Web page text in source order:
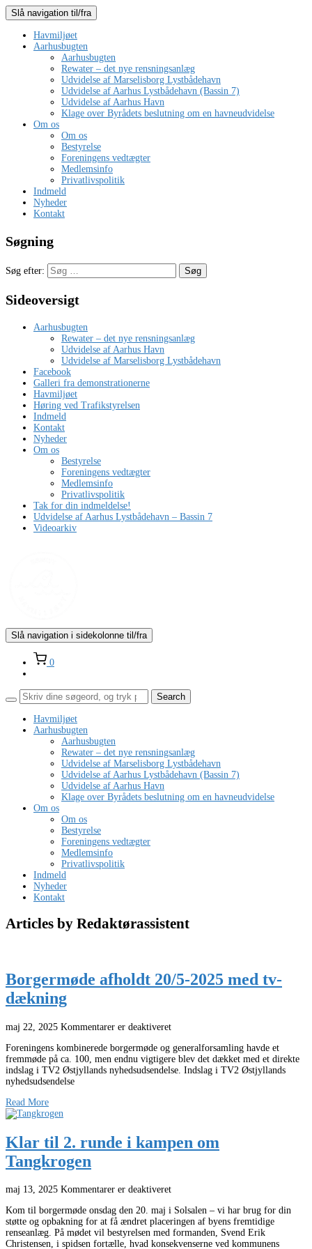
Slå navigation til/fra
Havmiljøet
Aarhusbugten
Aarhusbugten
Rewater – det nye rensningsanlæg
Udvidelse af Marselisborg Lystbådehavn
Udvidelse af Aarhus Lystbådehavn (Bassin 7)
Udvidelse af Aarhus Havn
Klage over Byrådets beslutning om en havneudvidelse
Om os
Om os
Bestyrelse
Foreningens vedtægter
Medlemsinfo
Privatlivspolitik
Indmeld
Nyheder
Kontakt
Søgning
Søg efter:
Sideoversigt
Aarhusbugten
Rewater – det nye rensningsanlæg
Udvidelse af Aarhus Havn
Udvidelse af Marselisborg Lystbådehavn
Facebook
Galleri fra demonstrationerne
Havmiljøet
Høring ved Trafikstyrelsen
Indmeld
Kontakt
Nyheder
Om os
Bestyrelse
Foreningens vedtægter
Medlemsinfo
Privatlivspolitik
Tak for din indmeldelse!
Udvidelse af Aarhus Lystbådehavn – Bassin 7
Videoarkiv
Slå navigation i sidekolonne til/fra
0
Havmiljøet
Aarhusbugten
Aarhusbugten
Rewater – det nye rensningsanlæg
Udvidelse af Marselisborg Lystbådehavn
Udvidelse af Aarhus Lystbådehavn (Bassin 7)
Udvidelse af Aarhus Havn
Klage over Byrådets beslutning om en havneudvidelse
Om os
Om os
Bestyrelse
Foreningens vedtægter
Medlemsinfo
Privatlivspolitik
Indmeld
Nyheder
Kontakt
Articles by Redaktørassistent
Borgermøde afholdt 20/5-2025 med tv-
dækning
maj 22, 2025 Kommentarer er deaktiveret
Foreningens kombinerede borgermøde og generalforsamling havde et
fremmøde på ca. 100, men endnu vigtigere blev det dækket med et direkte
indslag i TV2 Østjyllands nyhedsudsendelse. Indslag i TV2 Østjyllands
nyhedsudsendelse
Read More
Klar til 2. runde i kampen om
Tangkrogen
maj 13, 2025 Kommentarer er deaktiveret
Kom til borgermøde onsdag den 20. maj i Solsalen – vi har brug for din
støtte og opbakning for at få ændret placeringen af byens fremtidige
renseanlæg. På mødet vil bestyrelsen med formanden, Svend Erik
Christensen, i spidsen fortælle, hvad konsekvenserne ved kommunens